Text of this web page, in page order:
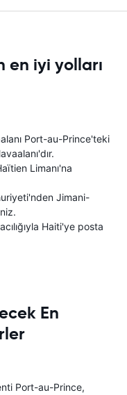
en iyi yolları
Port-au-Prince'teki
Limanı'na
Jimani-
Haiti'ye posta
En
Port-au-Prince,